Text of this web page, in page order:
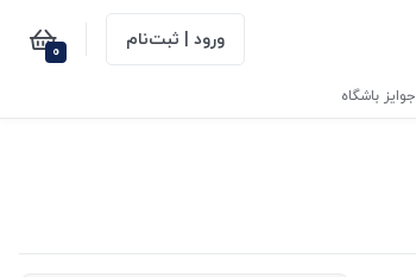
ورود | ثبت‌نام 0
جوایز باشگاه